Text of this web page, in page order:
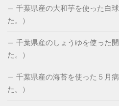
千葉県産の大和芋を使った白
た。）
千葉県産のしょうゆを使った
た。）
千葉県産の海苔を使った５月
た。）